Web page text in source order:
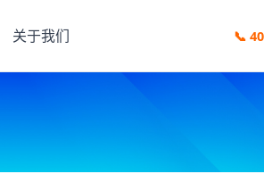
关于我们 📞